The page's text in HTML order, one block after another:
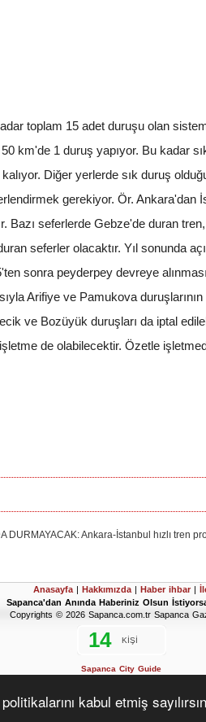
kabul etmiş
toplam 15 adet duruşu olan
km'de 1 duruş yapıyor. Bu kadar
Diğer yerlerde sık duruş
gerekiyor. Ör.
Bazı seferlerde Gebze'de duran
seferler olacaktır. Yıl sonunda
sonra peyderpey devreye
Arifiye ve Pamukova
ve Bozüyük duruşları da iptal
de olabilecektir. Özetle
Ankara-İstanbul hızlı tren
Anasayfa | Hakkımızda | Haber ihbar |
Sapanca'dan Anında Haberiniz Olsun
Copyrights © 2026 Sapanca.com.tr Sapanca
Sapanca City Guide
www.vahitarapoglu.tr